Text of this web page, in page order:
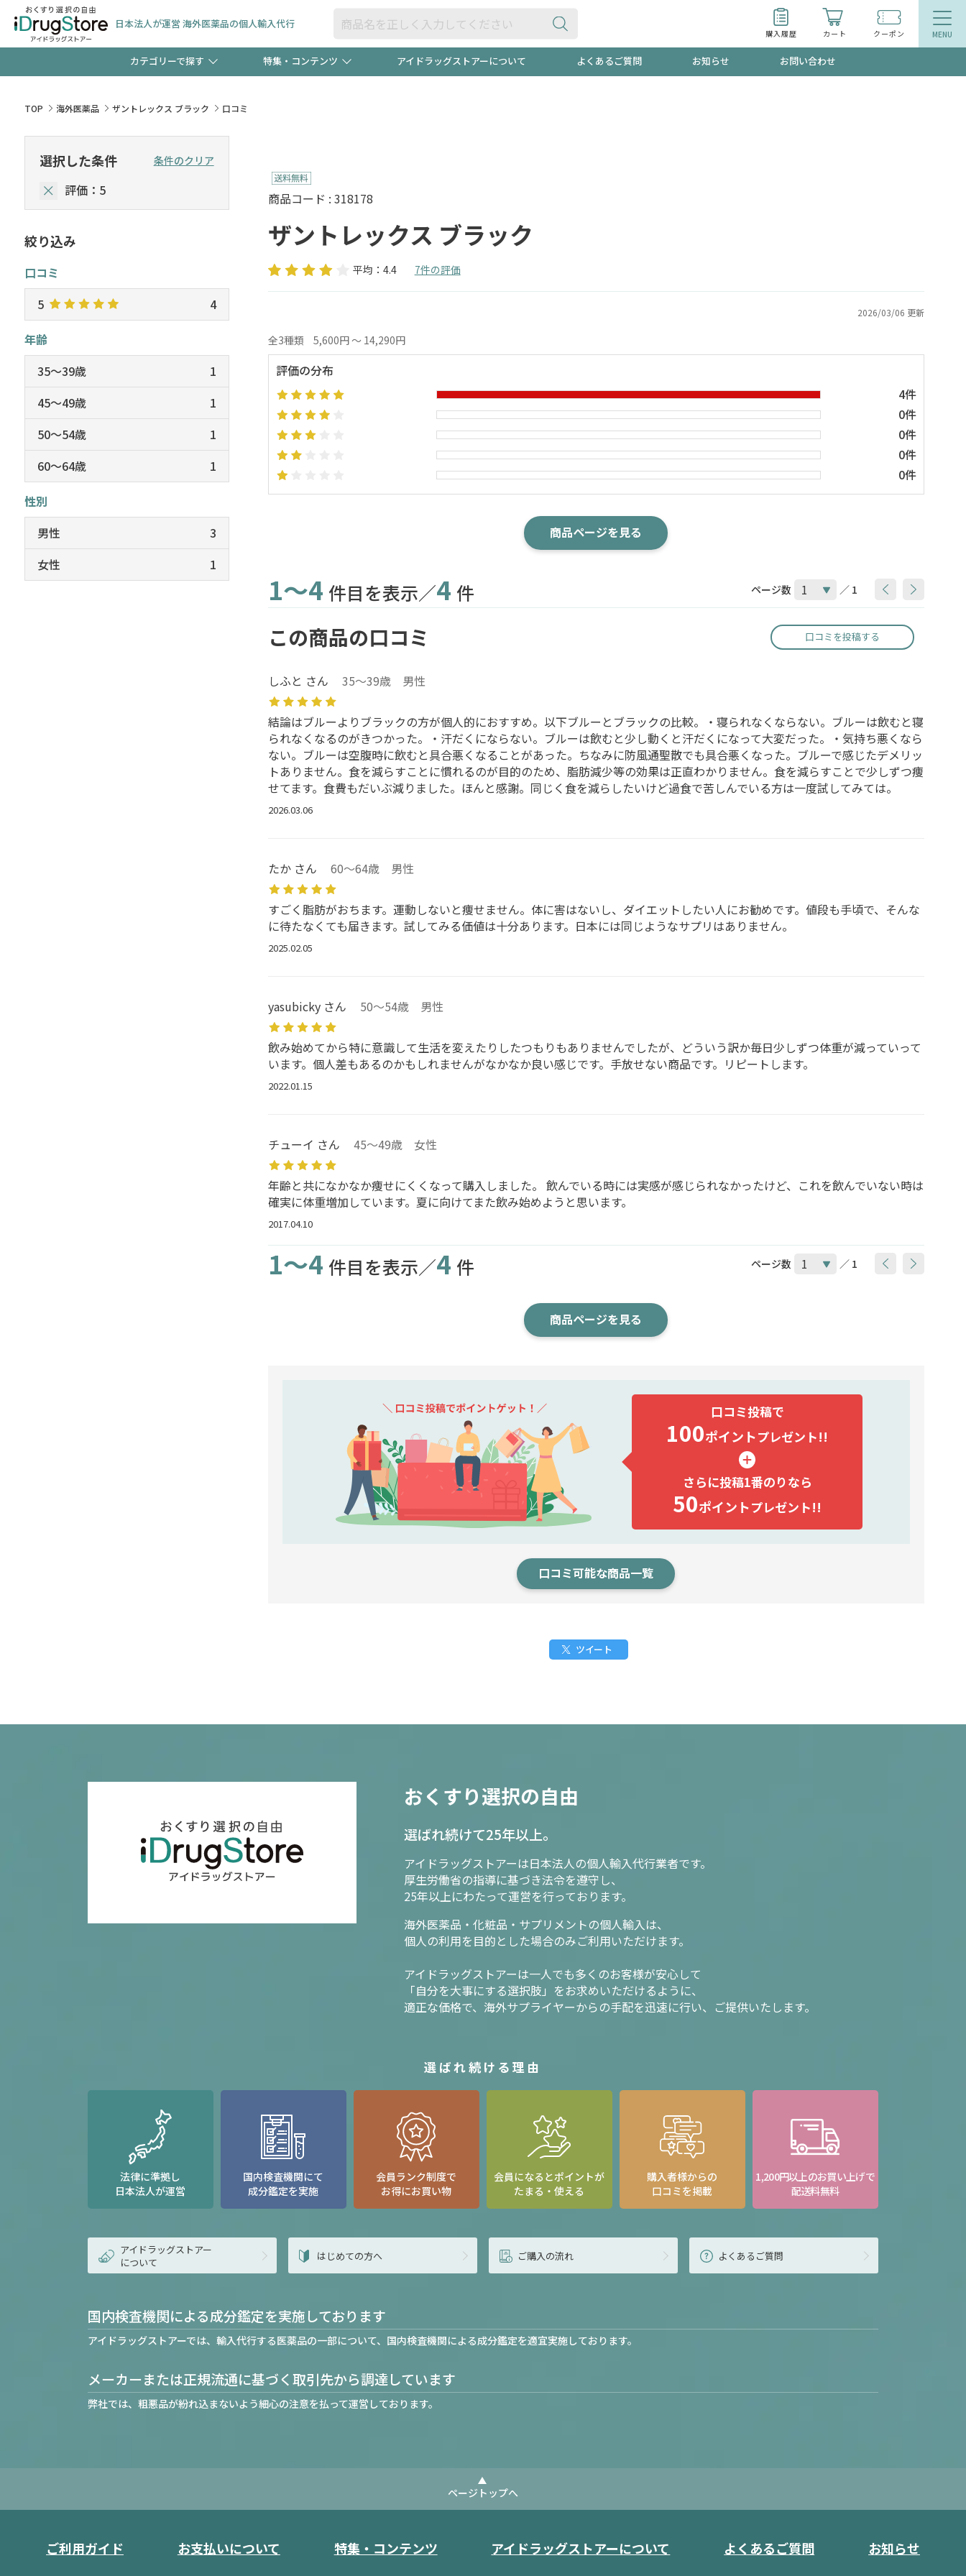
日本法人が運営 海外医薬品の個人輸入代行
購入履歴 カート クーポン
カテゴリーで探す
ペット用品
特集・コンテンツ
【週末限定】新規会員登録ポイント2倍600円分プレ
極冷メントールで、夏の頭皮ストレスを完全リセッ
当店スタッフが贈る音声プログラム
アイドラッグストアーについて よくあるご質問 お知らせ お問い合わせ
TOP 海外医薬品 ザントレックス ブラック 口コミ
商品コード : 318178
ザントレックス ブラック
平均：4.4 7件の評価
2026/03/06 更新
全3種類 5,600円 ～ 14,290円
評価の分布
4件
0件
0件
0件
0件
商品ページを見る
1～4 件目を表示／4 件 ページ数 ／ 1
この商品の口コミ 口コミを投稿する
しふと さん 35～39歳 男性
結論はブルーよりブラックの方が個人的におすすめ。以下ブルーとブラックの比較。・寝られなくならない。ブルーは飲むと寝
られなくなるのがきつかった。・汗だくにならない。ブルーは飲むと少し動くと汗だくになって大変だった。・気持ち悪くなら
ない。ブルーは空腹時に飲むと具合悪くなることがあった。ちなみに防風通聖散でも具合悪くなった。ブルーで感じたデメリッ
トありません。食を減らすことに慣れるのが目的のため、脂肪減少等の効果は正直わかりません。食を減らすことで少しずつ痩
せてます。食費もだいぶ減りました。ほんと感謝。同じく食を減らしたいけど過食で苦しんでいる方は一度試してみては。
2026.03.06
たか さん 60～64歳 男性
すごく脂肪がおちます。運動しないと痩せません。体に害はないし、ダイエットしたい人にお勧めです。値段も手頃で、そんな
に待たなくても届きます。試してみる価値は十分あります。日本には同じようなサプリはありません。
2025.02.05
yasubicky さん 50～54歳 男性
飲み始めてから特に意識して生活を変えたりしたつもりもありませんでしたが、どういう訳か毎日少しずつ体重が減っていって
います。個人差もあるのかもしれませんがなかなか良い感じです。手放せない商品です。リピートします。
2022.01.15
チューイ さん 45～49歳 女性
年齢と共になかなか痩せにくくなって購入しました。 飲んでいる時には実感が感じられなかったけど、これを飲んでいない時は
確実に体重増加しています。夏に向けてまた飲み始めようと思います。
2017.04.10
1～4 件目を表示／4 件 ページ数 ／ 1
商品ページを見る
口コミ投稿で
100ポイントプレゼント!!
さらに投稿1番のりなら
50ポイントプレゼント!!
口コミ可能な商品一覧
ツイート
選択した条件 条件のクリア
評価：5
絞り込み
口コミ
5
4
年齢
35～39歳
1
45～49歳
1
50～54歳
1
60～64歳
1
性別
男性
3
女性
1
おくすり選択の自由
選ばれ続けて25年以上。
アイドラッグストアーは日本法人の個人輸入代行業者です。
厚生労働省の指導に基づき法令を遵守し、
25年以上にわたって運営を行っております。
海外医薬品・化粧品・サプリメントの個人輸入は、
個人の利用を目的とした場合のみご利用いただけます。
アイドラッグストアーは一人でも多くのお客様が安心して
「自分を大事にする選択肢」をお求めいただけるように、
適正な価格で、海外サプライヤーからの手配を迅速に行い、ご提供いたします。
選ばれ続ける理由
法律に準拠し
日本法人が運営
国内検査機関にて
成分鑑定を実施
会員ランク制度で
お得にお買い物
会員になるとポイントが
たまる・使える
購入者様からの
口コミを掲載
1,200円以上のお買い上げで
配送料無料
アイドラッグストアー
について
はじめての方へ ご購入の流れ よくあるご質問
国内検査機関による成分鑑定を実施しております
アイドラッグストアーでは、輸入代行する医薬品の一部について、国内検査機関による成分鑑定を適宜実施しております。
メーカーまたは正規流通に基づく取引先から調達しています
弊社では、粗悪品が紛れ込まないよう細心の注意を払って運営しております。
ページトップへ
ご利用ガイド お支払いについて 特集・コンテンツ アイドラッグストアーについて よくあるご質問 お知らせ